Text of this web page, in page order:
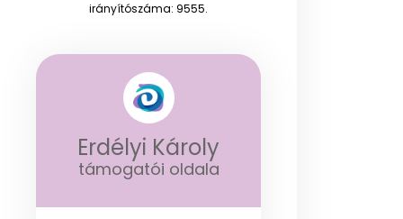
irányítószáma: 9555.
Erdélyi Károly
támogatói oldala